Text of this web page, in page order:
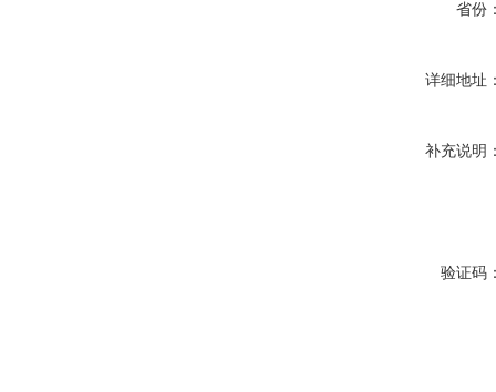
省份
详细地址
补充说明
验证码